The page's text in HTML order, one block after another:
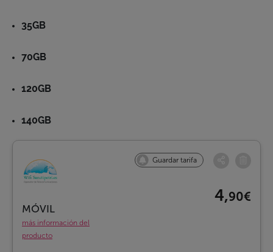
35GB
70GB
120GB
140GB
Guardar tarifa
MÓVIL
más información del
producto
4,90€